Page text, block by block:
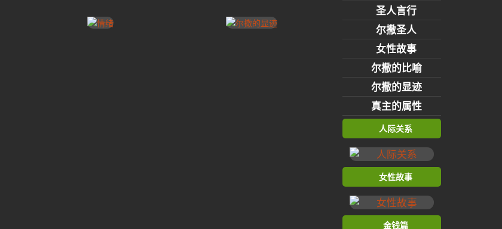
圣人言行
尔撒圣人
女性故事
尔撒的比喻
尔撒的显迹
真主的属性
人际关系
女性故事
金钱篇